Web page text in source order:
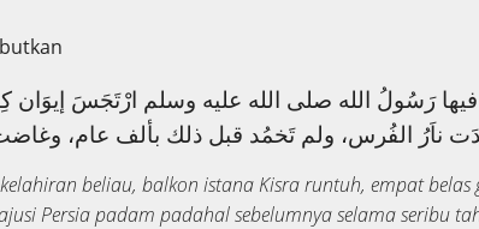
فيها رَسُولُ الله صلى الله عليه وسلم ارْتَجَسَ
beliau, balkon istana Kisra runtuh, empat belas
Persia padam padahal sebelumnya selama seribu